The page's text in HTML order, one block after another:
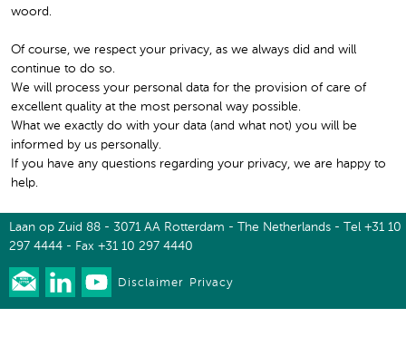
woord.
Of course, we respect your privacy, as we always did and will
continue to do so.
We will process your personal data for the provision of care of
excellent quality at the most personal way possible.
What we exactly do with your data (and what not) you will be
informed by us personally.
If you have any questions regarding your privacy, we are happy to
help.
Laan op Zuid 88 - 3071 AA Rotterdam - The Netherlands - Tel +31 10
297 4444 - Fax +31 10 297 4440
Disclaimer Privacy